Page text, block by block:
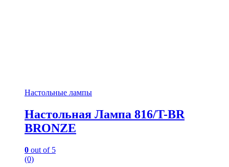
Настольные лампы
Настольная Лампа 816/T-BR
BRONZE
0 out of 5
(0)